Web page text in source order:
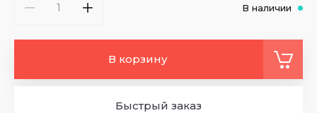
В наличии
В корзину
Быстрый заказ